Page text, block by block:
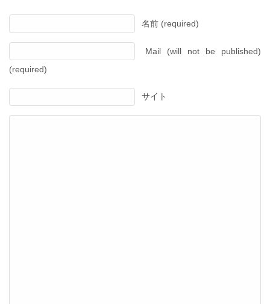
名前 (required)
Mail (will not be published)
(required)
サイト